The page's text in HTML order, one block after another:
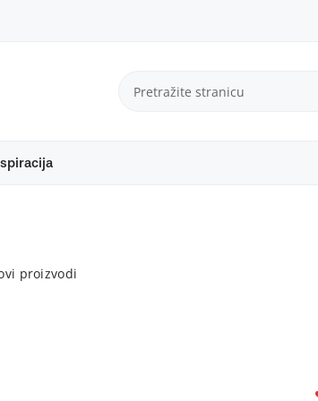
proizvodi